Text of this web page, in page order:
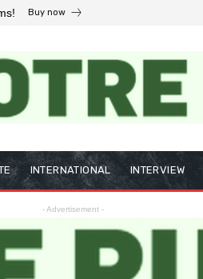
Buy now
INTERNATIONAL INTERVIEW
- Advertisement -